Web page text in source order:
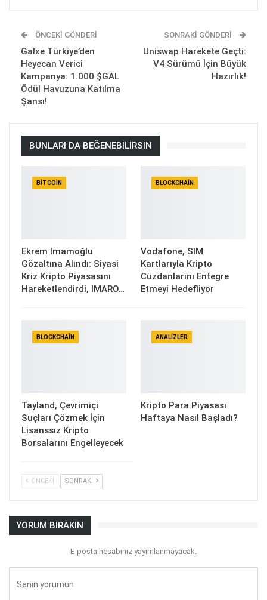
ÖNCEKI GÖNDERI
Galxe Türkiye’den
Heyecan Verici
Kampanya: 1.000 $GAL
Ödül Havuzuna Katılma
Şansı!
SONRAKI GÖNDERI
Uniswap Harekete Geçti:
V4 Sürümü İçin Büyük
Hazırlık!
BUNLARI DA BEĞENEBILIRSIN
BITCOIN
Ekrem İmamoğlu
Gözaltına Alındı: Siyasi
Kriz Kripto Piyasasını
Hareketlendirdi, IMARO…
BLOCKCHAIN
Vodafone, SIM
Kartlarıyla Kripto
Cüzdanlarını Entegre
Etmeyi Hedefliyor
BLOCKCHAIN
Tayland, Çevrimiçi
Suçları Çözmek İçin
Lisanssız Kripto
Borsalarını Engelleyecek
ANALIZLER
Kripto Para Piyasası
Haftaya Nasıl Başladı?
ÖNCEKI SONRAKI
YORUM BIRAKIN
E-posta hesabınız yayımlanmayacak.